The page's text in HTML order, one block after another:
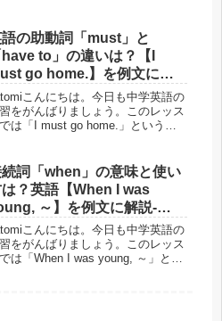
の？」「過去とか未来はどう使い
るの？」と...
の助動詞「must」と
have to」の違いは？【I
go home.】を例文に意
と使い方を解説-Lesson39
こんにちは。今日も中学英語の
をがんばりましょう。このレッス
は「I must go home.」という英
よく同じような意味で使う「have
と...
詞「when」の意味と使い
？英語【When I was
～】を例文に解説-
こんにちは。今日も中学英語の
をがんばりましょう。このレッス
は「When I was young, ～」とい